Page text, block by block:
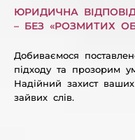
ЮРИДИЧНА
– БЕЗ «РОЗМИТИХ
Добиваємося
підходу та прозорим
Надійний захист
зайвих слів.